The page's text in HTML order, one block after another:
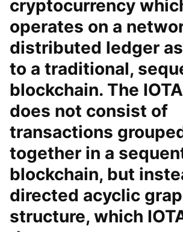
cryptocurrency
operates on a
distributed ledger
to a traditional,
blockchain. The
does not consist of
transactions
together in a
blockchain, but
directed acyclic
structure, which